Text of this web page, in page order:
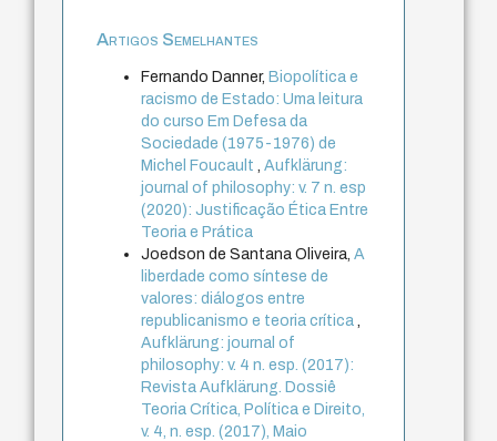
Artigos Semelhantes
Fernando Danner,Biopolítica e
racismo de Estado: Uma leitura
do curso Em Defesa da
Sociedade (1975-1976) de
Michel Foucault
,Aufklärung:
journal of philosophy: v. 7 n. esp
(2020): Justificação Ética Entre
Teoria e Prática
Joedson de Santana Oliveira,A
liberdade como síntese de
valores: diálogos entre
republicanismo e teoria crítica
Aufklärung: journal of
philosophy: v. 4 n. esp. (2017):
Revista Aufklärung. Dossiê
Teoria Crítica, Política e Direito,
v. 4, n. esp. (2017), Maio